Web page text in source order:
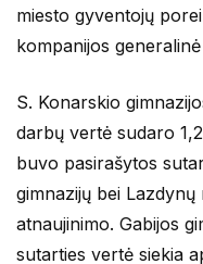
miesto gyventojų
kompanijos
S. Konarskio
darbų vertė sudaro
buvo pasirašytos
gimnazijų bei
atnaujinimo. Gabijos
sutarties vertė siekia